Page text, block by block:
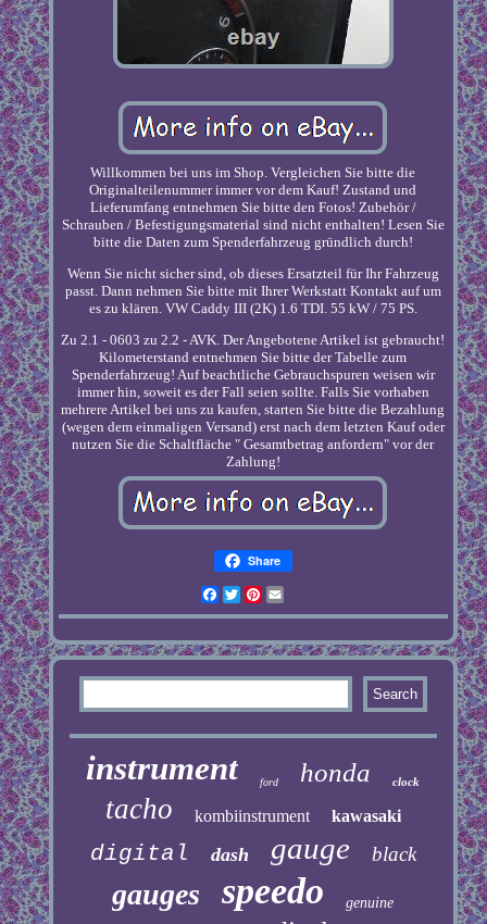
Willkommen bei uns im Shop. Vergleichen Sie bitte die
Originalteilenummer immer vor dem Kauf! Zustand und
Lieferumfang entnehmen Sie bitte den Fotos! Zubehör /
Schrauben / Befestigungsmaterial sind nicht enthalten! Lesen Sie
bitte die Daten zum Spenderfahrzeug gründlich durch!
Wenn Sie nicht sicher sind, ob dieses Ersatzteil für Ihr Fahrzeug
passt. Dann nehmen Sie bitte mit Ihrer Werkstatt Kontakt auf um
es zu klären. VW Caddy III (2K) 1.6 TDI. 55 kW / 75 PS.
Zu 2.1 - 0603 zu 2.2 - AVK. Der Angebotene Artikel ist gebraucht!
Kilometerstand entnehmen Sie bitte der Tabelle zum
Spenderfahrzeug! Auf beachtliche Gebrauchspuren weisen wir
immer hin, soweit es der Fall seien sollte. Falls Sie vorhaben
mehrere Artikel bei uns zu kaufen, starten Sie bitte die Bezahlung
(wegen dem einmaligen Versand) erst nach dem letzten Kauf oder
nutzen Sie die Schaltfläche " Gesamtbetrag anfordern" vor der
Zahlung!
Share
Facebook
TwitterPinterest
instrument ford honda clock
tacho kombiinstrument kawasaki
digital dash gauge black
gauges speedo genuine